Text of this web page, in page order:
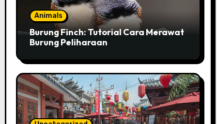
Animals
Burung Finch: Tutorial Cara Merawat
Burung Peliharaan